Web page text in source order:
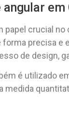
em
papel crucial
precisa
de design,
é utilizado
medida